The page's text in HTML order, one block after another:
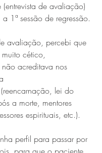
(entrevista de avaliação)
1ª sessão de regressão.
avaliação, percebi que
cético,
não acreditava nos
lei do
a morte, mentores
espirituais, etc.).
perfil para passar por